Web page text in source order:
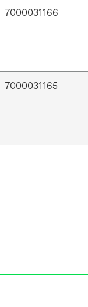
7000031166
7000031165